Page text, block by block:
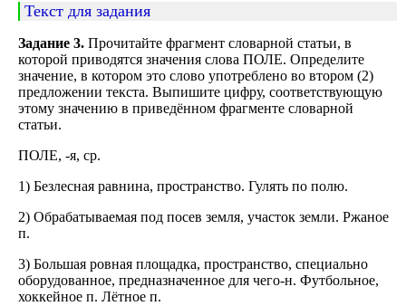
Текст для задания
Задание 3. Прочитайте фрагмент словарной статьи, в
которой приводятся значения слова ПОЛЕ. Определите
значение, в котором это слово употреблено во втором (2)
предложении текста. Выпишите цифру, соответствующую
этому значению в приведённом фрагменте словарной
статьи.
ПОЛЕ, -я, ср.
1) Безлесная равнина, пространство. Гулять по полю.
2) Обрабатываемая под посев земля, участок земли. Ржаное
п.
3) Большая ровная площадка, пространство, специально
оборудованное, предназначенное для чего-н. Футбольное,
хоккейное п. Лётное п.